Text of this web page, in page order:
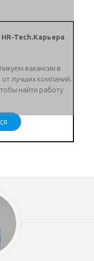
HR-Tech.Карьера
вакансии в
от лучших компаний.
найти работу